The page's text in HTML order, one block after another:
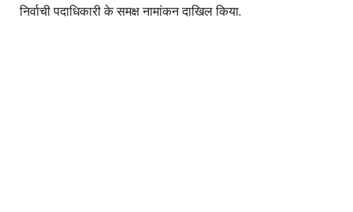
निर्वाची पदाधिकारी के समक्ष नामांकन दाखिल किया.